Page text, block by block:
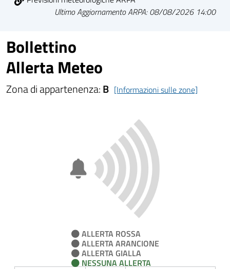
Ultimo Aggiornamento ARPA: 08/08/2026 14:00
Bollettino
Allerta Meteo
Zona di appartenenza:B [Informazioni sulle zone]
ALLERTA ROSSA
ALLERTA ARANCIONE
ALLERTA GIALLA
NESSUNA ALLERTA